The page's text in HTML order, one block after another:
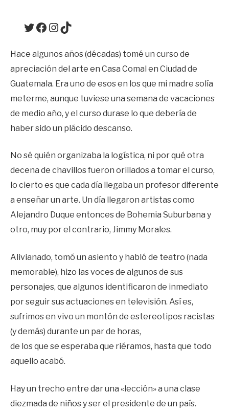
Twitter Facebook InstagramTikTok
Hace algunos años (décadas) tomé un curso de
apreciación del arte en Casa Comal en Ciudad de
Guatemala. Era uno de esos en los que mi madre solía
meterme, aunque tuviese una semana de vacaciones
de medio año, y el curso durase lo que debería de
haber sido un plácido descanso.
No sé quién organizaba la logística, ni por qué otra
decena de chavillos fueron orillados a tomar el curso,
lo cierto es que cada día llegaba un profesor diferente
a enseñar un arte. Un día llegaron artistas como
Alejandro Duque entonces de Bohemia Suburbana y
otro, muy por el contrario, Jimmy Morales.
Alivianado, tomó un asiento y habló de teatro (nada
memorable), hizo las voces de algunos de sus
personajes, que algunos identificaron de inmediato
por seguir sus actuaciones en televisión. Así es,
sufrimos en vivo un montón de estereotipos racistas
(y demás) durante un par de horas,
de los que se esperaba que riéramos, hasta que todo
aquello acabó.
Hay un trecho entre dar una «lección» a una clase
diezmada de niños y ser el presidente de un país.